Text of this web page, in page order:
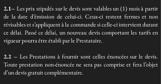
2.1– Les prix stipulés sur le devis sont valables un (1) mois à partir
de la date d’émission de celui-ci. Ceux-ci restent fermes et non
révisables et s’appliquent à la commande si celle-ci intervient durant
ce délai. Passé ce délai, un nouveau devis comportant les tarifs en
vigueur pourra être établi par le Prestataire.
2.2 – Les Prestations à fournir sont celles énoncées sur le devis.
Toute prestation non-énoncée ne sera pas comprise et fera l’objet
d’un devis gratuit complémentaire.